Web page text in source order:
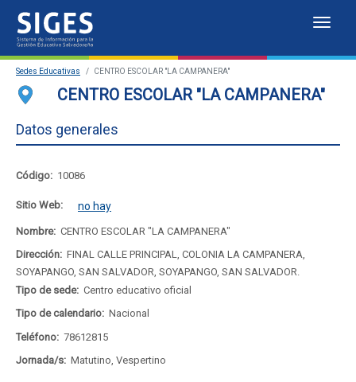
Sistema
de
Información
la
Gestión
Educativa
Salvadoreña
Sedes Educativas
Sedes Educativas CENTRO ESCOLAR "LA CAMPANERA"
CENTRO ESCOLAR "LA CAMPANERA"
Datos generales
Código: 10086
Sitio Web: no hay
Nombre: CENTRO ESCOLAR "LA CAMPANERA"
Dirección: FINAL CALLE PRINCIPAL, COLONIA LA CAMPANERA,
SOYAPANGO, SAN SALVADOR, SOYAPANGO, SAN SALVADOR.
Tipo de sede: Centro educativo oficial
Tipo de calendario: Nacional
Teléfono: 78612815
Jornada/s: Matutino, Vespertino